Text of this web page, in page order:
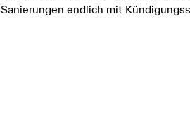
Sanierungen endlich mit